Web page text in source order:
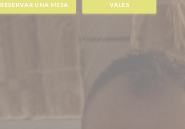
RESERVAR UNA MESA VALES